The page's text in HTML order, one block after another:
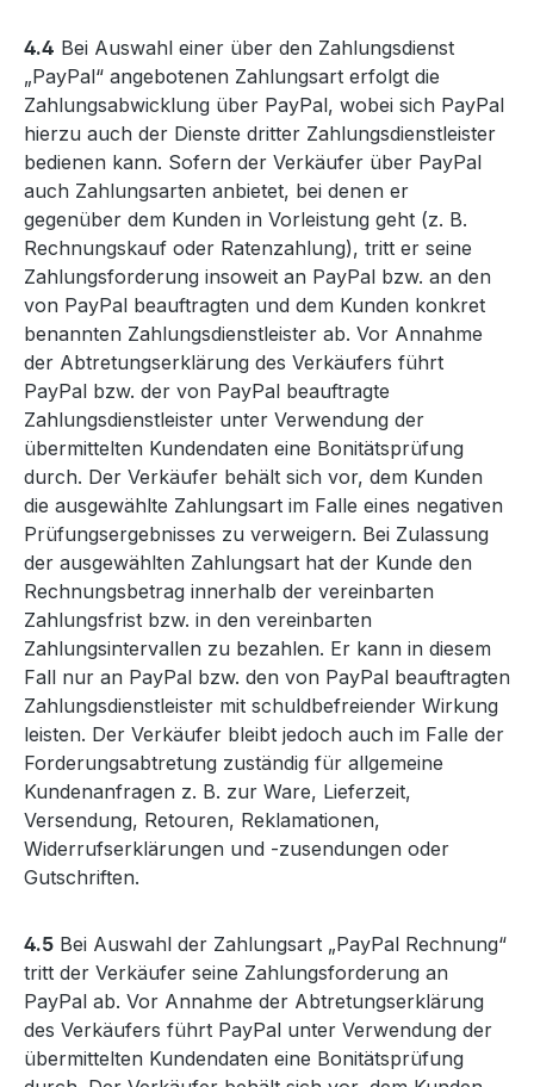
4.4 Bei Auswahl einer über den Zahlungsdienst
„PayPal“ angebotenen Zahlungsart erfolgt die
Zahlungsabwicklung über PayPal, wobei sich PayPal
hierzu auch der Dienste dritter Zahlungsdienstleister
bedienen kann. Sofern der Verkäufer über PayPal
auch Zahlungsarten anbietet, bei denen er
gegenüber dem Kunden in Vorleistung geht (z. B.
Rechnungskauf oder Ratenzahlung), tritt er seine
Zahlungsforderung insoweit an PayPal bzw. an den
von PayPal beauftragten und dem Kunden konkret
benannten Zahlungsdienstleister ab. Vor Annahme
der Abtretungserklärung des Verkäufers führt
PayPal bzw. der von PayPal beauftragte
Zahlungsdienstleister unter Verwendung der
übermittelten Kundendaten eine Bonitätsprüfung
durch. Der Verkäufer behält sich vor, dem Kunden
die ausgewählte Zahlungsart im Falle eines negativen
Prüfungsergebnisses zu verweigern. Bei Zulassung
der ausgewählten Zahlungsart hat der Kunde den
Rechnungsbetrag innerhalb der vereinbarten
Zahlungsfrist bzw. in den vereinbarten
Zahlungsintervallen zu bezahlen. Er kann in diesem
Fall nur an PayPal bzw. den von PayPal beauftragten
Zahlungsdienstleister mit schuldbefreiender Wirkung
leisten. Der Verkäufer bleibt jedoch auch im Falle der
Forderungsabtretung zuständig für allgemeine
Kundenanfragen z. B. zur Ware, Lieferzeit,
Versendung, Retouren, Reklamationen,
Widerrufserklärungen und -zusendungen oder
Gutschriften.
4.5 Bei Auswahl der Zahlungsart „PayPal Rechnung“
tritt der Verkäufer seine Zahlungsforderung an
PayPal ab. Vor Annahme der Abtretungserklärung
des Verkäufers führt PayPal unter Verwendung der
übermittelten Kundendaten eine Bonitätsprüfung